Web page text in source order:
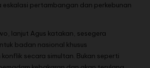
pertambangan dan perkebunan
lanjut Agus katakan, sesegera
badan nasional khusus
secara simultan. Bukan seperti